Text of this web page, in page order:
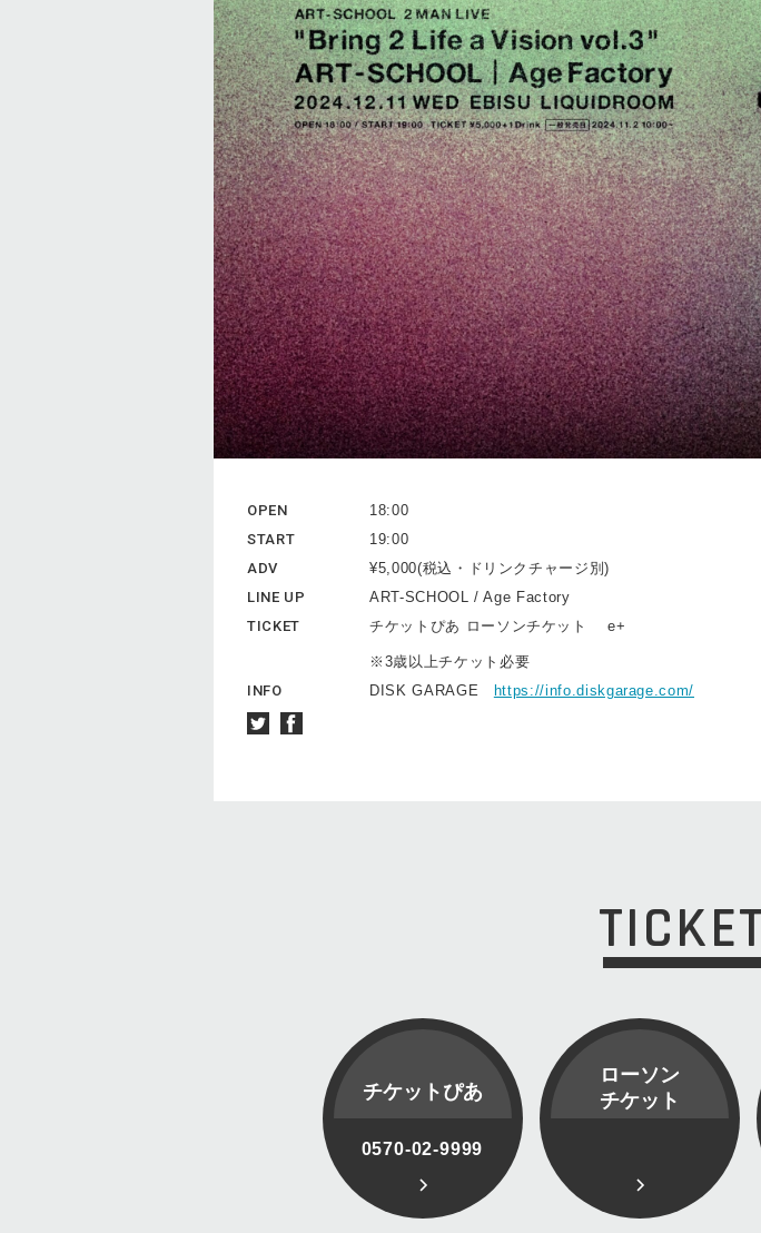
OPEN
18:00
START
19:00
ADV
¥5,000(税込・ドリンクチャージ別)
LINE UP
ART-SCHOOL / Age Factory
TICKET
チケットぴあ ローソンチケット e+
※3歳以上チケット必要
INFO
DISK GARAGE https://info.diskgarage.com/
チケットぴあ
0570-02-9999
ローソン
チケット